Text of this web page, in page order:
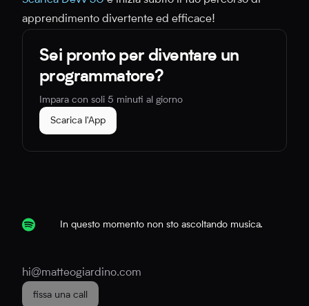
apprendimento divertente ed efficace!
Sei pronto per diventare un
programmatore?
Impara con soli 5 minuti al giorno
Scarica l'App
In questo momento non sto ascoltando musica.
hi@matteogiardino.com
fissa una call